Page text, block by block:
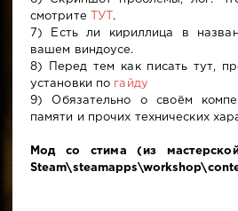
смотрите
ТУТ .
7) Есть ли кириллица в
вашем виндоусе.
8) Перед тем как писать тут,
установки по гайду
9) Обязательно о своём
памяти и прочих технических
Мод со стима (из